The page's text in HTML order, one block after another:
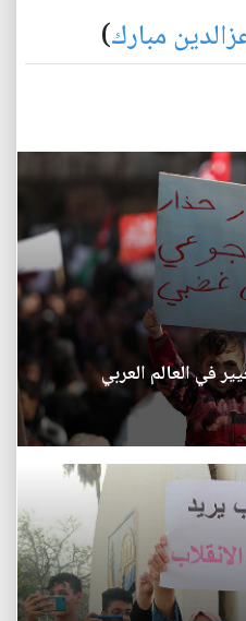
مبارك)
في العالم العربي